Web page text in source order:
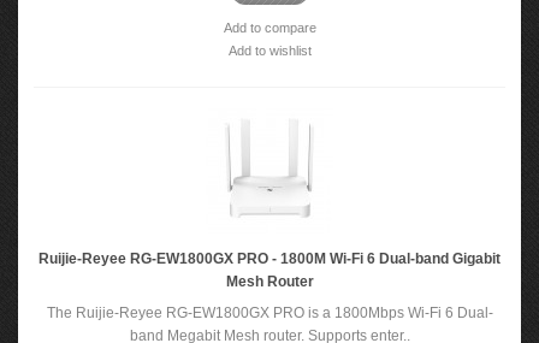
Add to compare
Add to wishlist
Ruijie-Reyee RG-EW1800GX PRO - 1800M Wi-Fi 6 Dual-band Gigabit
Mesh Router
The Ruijie-Reyee RG-EW1800GX PRO is a 1800Mbps Wi-Fi 6 Dual-
band Megabit Mesh router. Supports enter..